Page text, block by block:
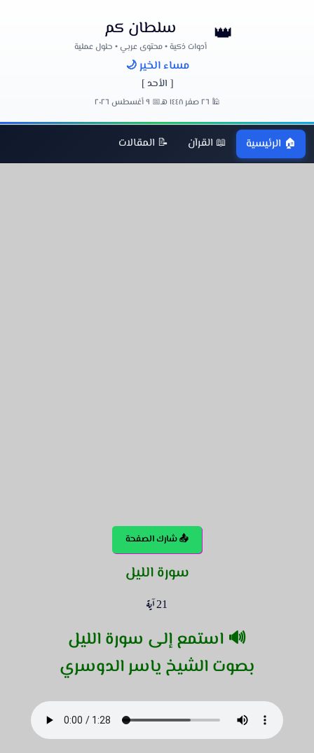
👑 سلطان كم
أدوات ذكية • محتوى عربي • حلول عملية
مساء الخير 🌙
[ الأحد ]
🕌 ٢٦ صفر ١٤٤٨ هـ 📅 ٩ أغسطس ٢٠٢٦
🏠 الرئيسية 📖 القرآن 📝 المقالات
📤 شارك الصفحة
سورة الليل
21 آية
🔊 استمع إلى سورة الليل
بصوت الشيخ ياسر الدوسري